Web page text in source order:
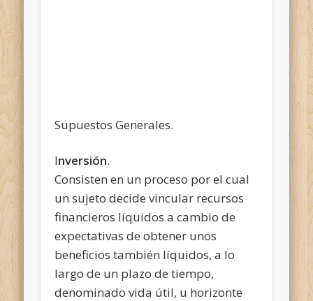
Supuestos Generales.
Inversión.
Consisten en un proceso por el cual
un sujeto decide vincular recursos
financieros líquidos a cambio de
expectativas de obtener unos
beneficios también líquidos, a lo
largo de un plazo de tiempo,
denominado vida útil, u horizonte